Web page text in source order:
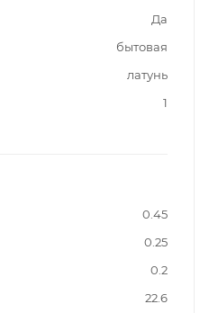
Да
бытовая
латунь
1
0.45
0.25
0.2
22.6